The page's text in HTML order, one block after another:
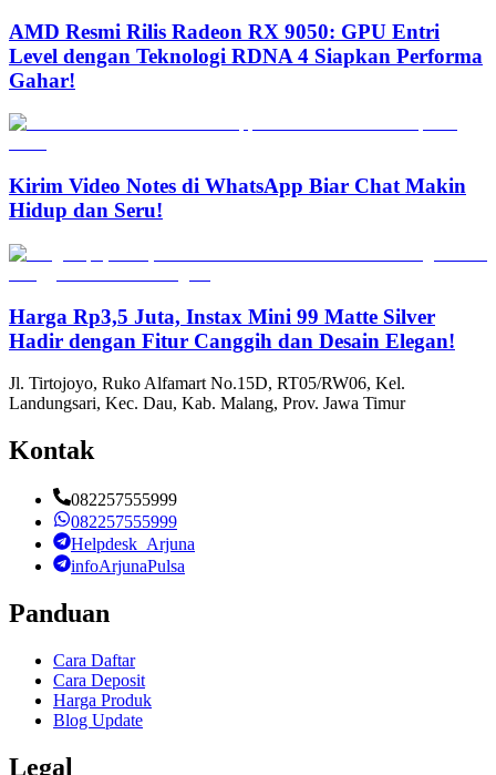
AMD Resmi Rilis Radeon RX 9050: GPU Entri
Level dengan Teknologi RDNA 4 Siapkan Performa
Gahar!
Kirim Video Notes di WhatsApp Biar Chat Makin
Hidup dan Seru!
Harga Rp3,5 Juta, Instax Mini 99 Matte Silver
Hadir dengan Fitur Canggih dan Desain Elegan!
Jl. Tirtojoyo, Ruko Alfamart No.15D, RT05/RW06, Kel.
Landungsari, Kec. Dau, Kab. Malang, Prov. Jawa Timur
Kontak
082257555999
082257555999
Helpdesk_Arjuna
infoArjunaPulsa
Panduan
Cara Daftar
Cara Deposit
Harga Produk
Blog Update
Legal